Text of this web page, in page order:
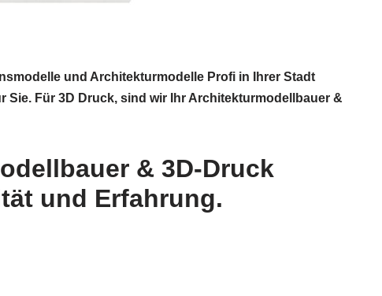
und Architekturmodelle Profi in Ihrer Stadt
Für 3D Druck, sind wir Ihr Architekturmodellbauer &
& 3D-Druck
und Erfahrung.